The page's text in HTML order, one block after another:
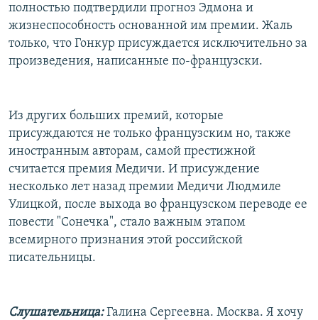
полностью подтвердили прогноз Эдмона и
жизнеспособность основанной им премии. Жаль
только, что Гонкур присуждается исключительно за
произведения, написанные по-французски.
Из других больших премий, которые
присуждаются не только французским но, также
иностранным авторам, самой престижной
считается премия Медичи. И присуждение
несколько лет назад премии Медичи Людмиле
Улицкой, после выхода во французском переводе ее
повести "Сонечка", стало важным этапом
всемирного признания этой российской
писательницы.
Слушательница:Галина Сергеевна. Москва. Я хочу